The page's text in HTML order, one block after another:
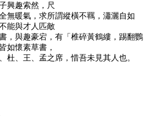
興趣索然，尺
無暖氣，求所謂縱橫不羈，瀟灑自如
能與才人匹敵
，與趣豪宕，有「椎碎黃鶴縷，踢翻鸚
如懷素草書，
杜、王、孟之席，惜吾未見其人也。